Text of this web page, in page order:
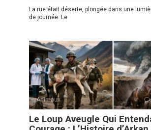
La rue était déserte, plongée dans une
de journée. Le
Animaux
Le Loup Aveugle Qui